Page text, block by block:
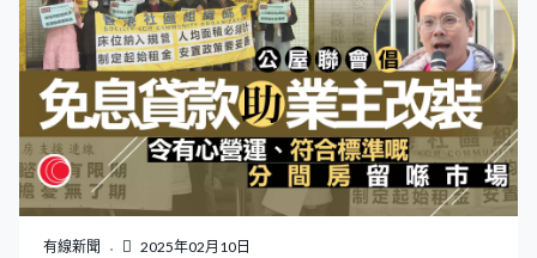
後出去租，再多三至五百元可以接受，真的太貴多一倍接
受不了。」 擔心流離失所，鄧女士趁公眾諮詢最後一天，
跟隨社區組織協會請願，同場還有「劏房支援連線」。兩
個組織收集超過1,000份意見書，要求原區安置受影響租戶
及訂立起始租金。劏房支援連線連瑋軒 ：「我們倡議用
150%應課差餉租值，設立一個起始租金，令到業主有謀利
空間之餘，亦令劏房住戶不用負擔太貴租金。」 公屋聯會
亦到政府總部遞交意見，促請政府補助業主改裝劏房以符
合「簡樸房」標準。公屋聯會副主席梁文廣：「政府是否
有線新聞 2025年02月10日